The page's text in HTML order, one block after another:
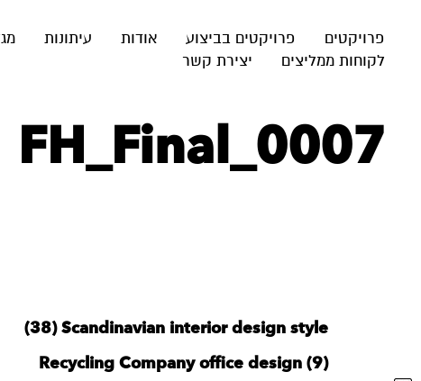
פרויקטים פרויקטים בביצוע אודות עיתונות
לקוחות ממליצים
יצירת קשר
FH_Final_0007
‪Scandinavian interior design style‬‏ (38)
Recycling Company office design (9)